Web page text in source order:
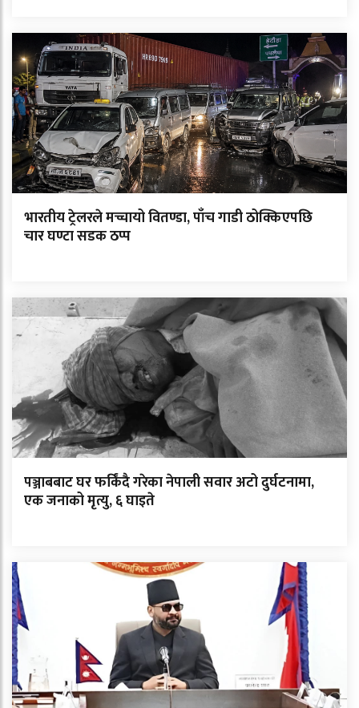
भारतीय ट्रेलरले मच्चायो वितण्डा, पाँच गाडी ठोक्किएपछि
चार घण्टा सडक ठप्प
पञ्जाबबाट घर फर्किंदै गरेका नेपाली सवार अटो दुर्घटनामा,
एक जनाको मृत्यु, ६ घाइते